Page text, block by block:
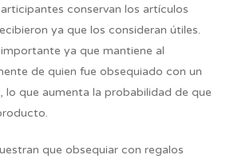
conservan los artículos
ya que los consideran útiles.
ya que mantiene al
de quien fue obsequiado con un
lo que aumenta la probabilidad de que
que obsequiar con regalos